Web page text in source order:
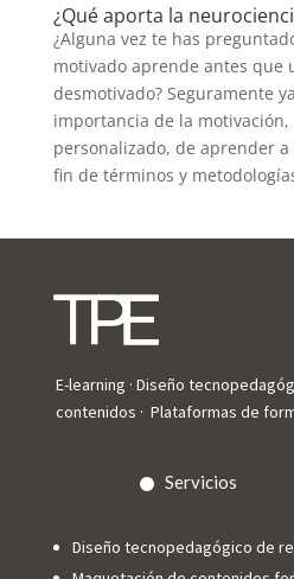
¿Qué aporta la
¿Alguna vez te has
motivado aprende antes que
desmotivado? Seguramente
importancia de la
personalizado, de aprender
fin de términos y
E-learning · Diseño
contenidos · Plataformas de
Servicios
Diseño tecnopedagógico de